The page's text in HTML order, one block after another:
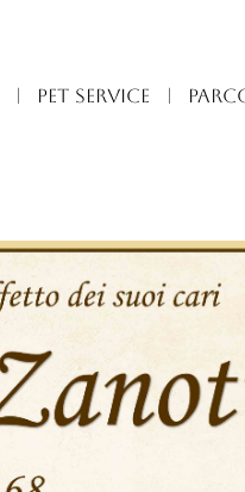
| PET SERVICE |